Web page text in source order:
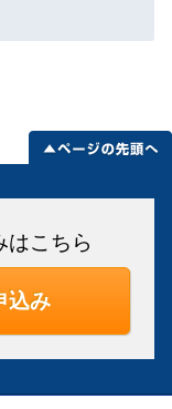
はこちら
込み